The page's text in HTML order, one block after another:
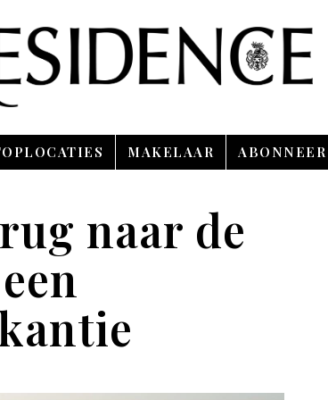
MAKELAAR ABONNEER
naar de